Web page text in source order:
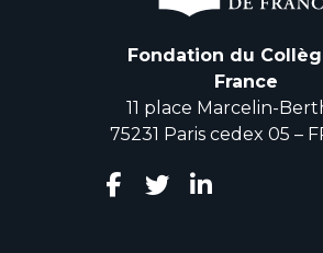
Fondation du
France
11 place Marcelin-
75231 Paris cedex 05 –